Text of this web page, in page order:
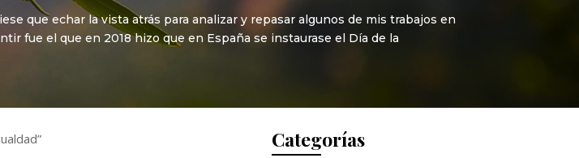
que echar la vista atrás para analizar y repasar algunos de mis trabajos en
fue el que en 2018 hizo que en España se instaurase el Día de la
Categorías